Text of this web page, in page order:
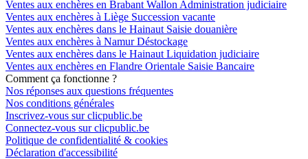
Ventes aux enchères en Brabant Wallon Administration judiciaire
Ventes aux enchères à Liège Succession vacante
Ventes aux enchères dans le Hainaut Saisie douanière
Ventes aux enchères à Namur Déstockage
Ventes aux enchères dans le Hainaut Liquidation judiciaire
Ventes aux enchères en Flandre Orientale Saisie Bancaire
Comment ça fonctionne ?
Nos réponses aux questions fréquentes
Nos conditions générales
Inscrivez-vous sur clicpublic.be
Connectez-vous sur clicpublic.be
Politique de confidentialité & cookies
Déclaration d'accessibilité